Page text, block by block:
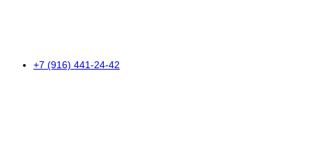
+7 (916) 441-24-42